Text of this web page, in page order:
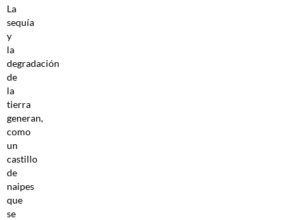
La
sequía
y
la
degradación
de
la
tierra
generan,
como
un
castillo
de
naipes
que
se